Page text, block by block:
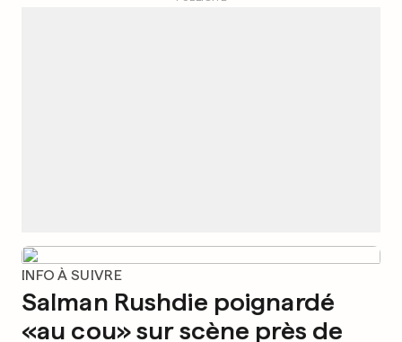
INFO À SUIVRE
Salman Rushdie poignardé
«au cou» sur scène près de